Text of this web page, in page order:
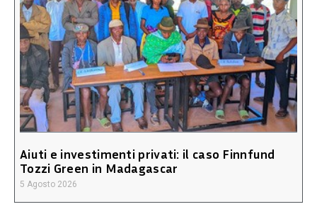
Aiuti e investimenti privati: il caso Finnfund
Tozzi Green in Madagascar
5 Agosto 2026